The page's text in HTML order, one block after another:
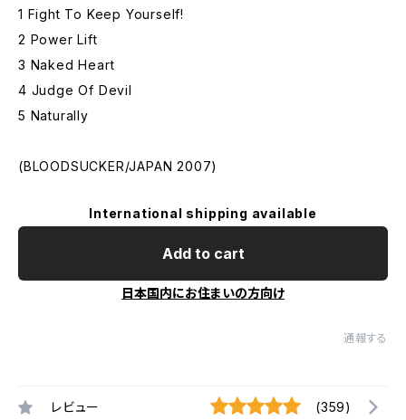
1 Fight To Keep Yourself!
2 Power Lift
3 Naked Heart
4 Judge Of Devil
5 Naturally
(BLOODSUCKER/JAPAN 2007)
International shipping available
Add to cart
日本国内にお住まいの方向け
通報する
レビュー (359)